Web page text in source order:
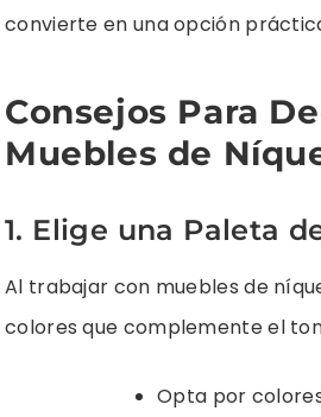
convierte en una opción
Consejos Para
Muebles de
1. Elige una Paleta
Al trabajar con muebles de
colores que complemente el
Opta por